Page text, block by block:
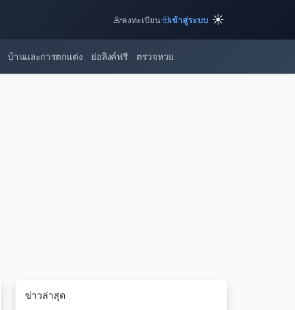
ลงทะเบียน เข้าสู่ระบบ ☀️
บ้านและการตกแต่ง ย่อลิงค์ฟรี ตรวจหวย
ข่าวล่าสุด